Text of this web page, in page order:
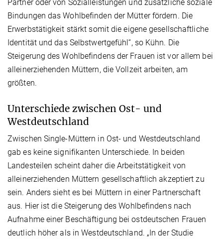
Partner oder von Sozialleistungen und zusätzliche soziale
Bindungen das Wohlbefinden der Mütter fördern. Die
Erwerbstätigkeit stärkt somit die eigene gesellschaftliche
Identität und das Selbstwertgefühl“, so Kühn. Die
Steigerung des Wohlbefindens der Frauen ist vor allem bei
alleinerziehenden Müttern, die Vollzeit arbeiten, am
größten.
Unterschiede zwischen Ost- und
Westdeutschland
Zwischen Single-Müttern in Ost- und Westdeutschland
gab es keine signifikanten Unterschiede. In beiden
Landesteilen scheint daher die Arbeitstätigkeit von
alleinerziehenden Müttern gesellschaftlich akzeptiert zu
sein. Anders sieht es bei Müttern in einer Partnerschaft
aus. Hier ist die Steigerung des Wohlbefindens nach
Aufnahme einer Beschäftigung bei ostdeutschen Frauen
deutlich höher als in Westdeutschland. „In der Studie